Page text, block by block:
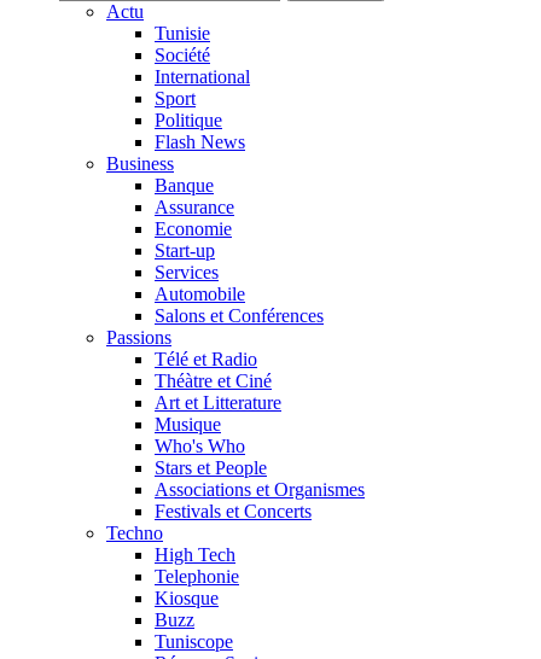
Actu
Tunisie
Société
International
Sport
Politique
Flash News
Business
Banque
Assurance
Economie
Start-up
Services
Automobile
Salons et Conférences
Passions
Télé et Radio
Théàtre et Ciné
Art et Litterature
Musique
Who's Who
Stars et People
Associations et Organismes
Festivals et Concerts
Techno
High Tech
Telephonie
Kiosque
Buzz
Tuniscope